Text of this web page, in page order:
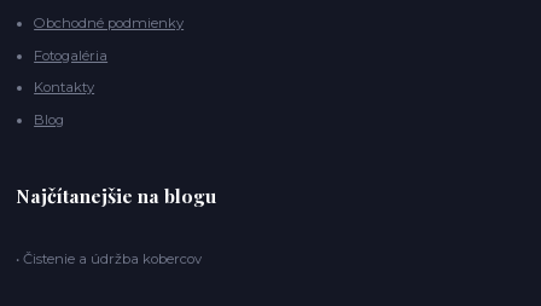
Obchodné podmienky
Fotogaléria
Kontakty
Blog
Najčítanejšie na blogu
• Čistenie a údržba kobercov